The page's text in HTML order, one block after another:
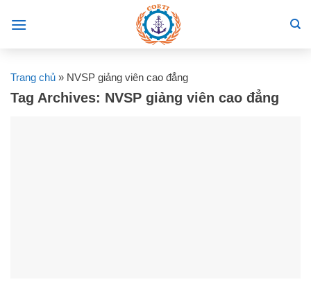
Trang chủ » NVSP giảng viên cao đẳng
Tag Archives: NVSP giảng viên cao đẳng